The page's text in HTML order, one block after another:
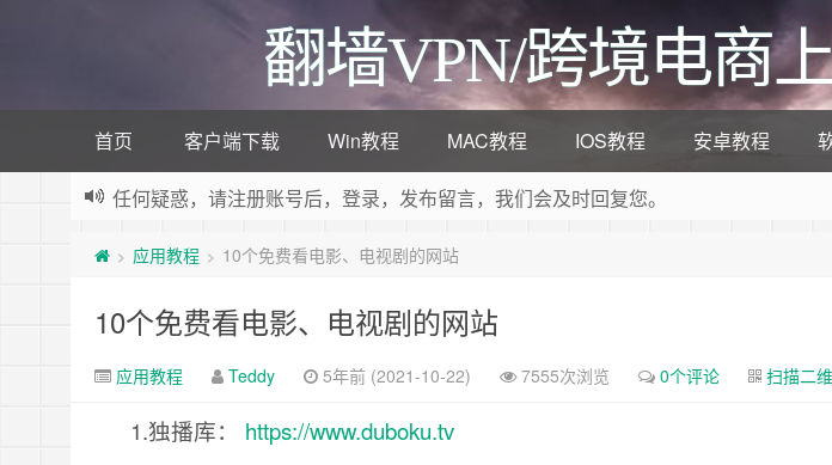
翻墙VPN/跨境电商
首页 客户端下载 Win教程 MAC教程 IOS教程 安卓教程
任何疑惑，请注册账号后，登录，发布留言，我们会及时回复您。
欢迎访问V2ray教程网，这里分享各种V2ray教程资源，为您答题解惑。
> 应用教程 > 10个免费看电影、电视剧的网站
10个免费看电影、电视剧的网站
应用教程 Teddy 5年前 (2021-10-22) 7555次浏览 0个评论 扫描二
1.独播库： https://www.duboku.tv